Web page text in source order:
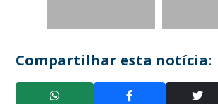
Compartilhar esta notícia: